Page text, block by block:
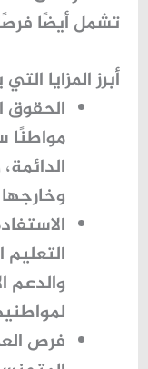
تشمل أيضًا
أبرز المزايا
الحقوق
مواطنًا
التعليم
والدعم
فرص